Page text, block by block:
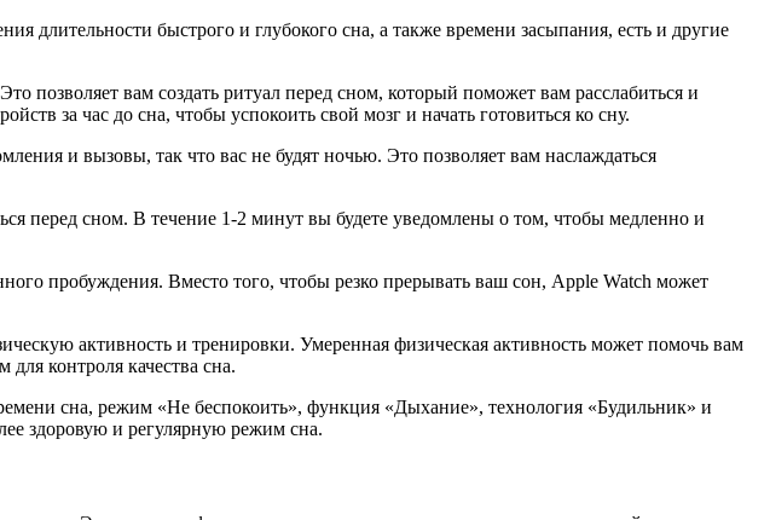
длительности быстрого и глубокого сна, а также времени засыпания, есть и другие
позволяет вам создать ритуал перед сном, который поможет вам расслабиться и
за час до сна, чтобы успокоить свой мозг и начать готовиться ко сну.
и вызовы, так что вас не будят ночью. Это позволяет вам наслаждаться
перед сном. В течение 1-2 минут вы будете уведомлены о том, чтобы медленно и
пробуждения. Вместо того, чтобы резко прерывать ваш сон, Apple Watch может
активность и тренировки. Умеренная физическая активность может помочь вам
контроля качества сна.
сна, режим «Не беспокоить», функция «Дыхание», технология «Будильник» и
здоровую и регулярную режим сна.